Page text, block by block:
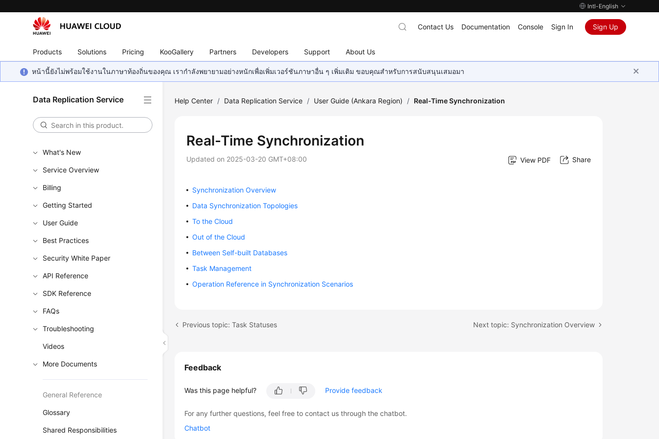
Intl-English
Products Solutions Pricing KooGallery Partners Developers Support About Us
Contact Us Documentation Console Sign In Sign Up
หน้านี้ยังไม่พร้อมใช้งานในภาษาท้องถิ่นของคุณ เรากำลังพยายามอย่างหนักเพื่อเพิ่มเวอร์ชันภาษาอื่น ๆ เพิ่มเติม ขอบคุณสำหรับการสนับสนุนเสมอมา
Data Replication Service
What's New
Service Overview
Billing
Getting Started
User Guide
Best Practices
Security White Paper
API Reference
SDK Reference
FAQs
Troubleshooting
Videos
More Documents
General Reference
Glossary
Shared Responsibilities
Help Center / Data Replication Service / User Guide (Ankara Region) / Real-Time Synchronization
Real-Time Synchronization
Updated on 2025-03-20 GMT+08:00 View PDF Share
Synchronization Overview
Data Synchronization Topologies
To the Cloud
Out of the Cloud
Between Self-built Databases
Task Management
Operation Reference in Synchronization Scenarios
Previous topic: Task Statuses Next topic: Synchronization Overview
Feedback
Was this page helpful? Provide feedback
For any further questions, feel free to contact us through the chatbot.
Chatbot